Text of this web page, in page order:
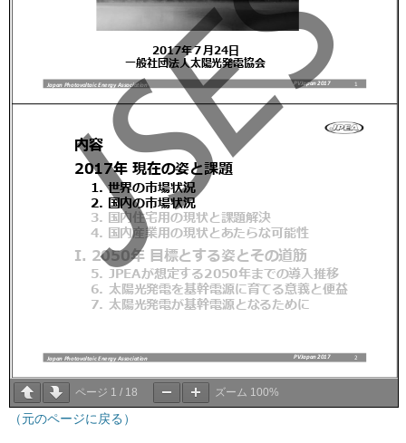
ページ 1 / 18 ズーム 100%
（元のページに戻る）